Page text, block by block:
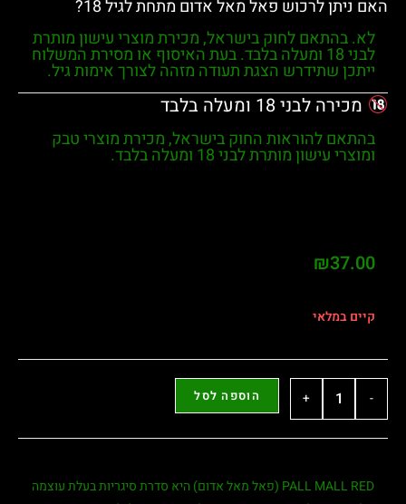
האם ניתן לרכוש פאל מאל אדום מתחת לגיל 18?
לא. בהתאם לחוק בישראל, מכירת מוצרי עישון מותרת
לבני18 ומעלה בלבד . בעת האיסוף או מסירת המשלוח
ייתכן שתידרש הצגת תעודה מזהה לצורך אימות גיל.
מכירה לבני 18 ומעלה בלבד
בהתאם להוראות החוק בישראל, מכירת מוצרי טבק
ומוצרי עישון מותרת לבני18 ומעלה בלבד .
₪37.00
קיים במלאי
הוספה לסל
PALL MALL RED (פאל מאל אדום)
היא סדרת סיגריות בעלת עוצמה